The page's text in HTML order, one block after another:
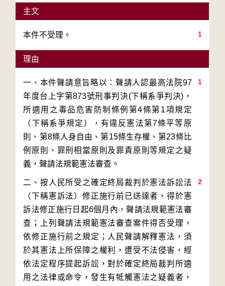
主文
1
本件不受理。
理由
1
一、本件聲請意旨略以：聲請人認最高法院97
年度台上字第873號刑事判決(下稱系爭判決)，
所適用之毒品危害防制條例第4條第1項規定
（下稱系爭規定），有違反憲法第7條平等原
則、第8條人身自由、第15條生存權、第23條比
例原則、罪刑相當原則及罪責原則等規定之疑
2
二、按人民所受之確定終局裁判於憲法訴訟法
（下稱憲訴法）修正施行前已送達者，得於憲
訴法修正施行日起6個月內，聲請法規範憲法審
查；上列聲請法規範憲法審查案件得否受理，
依修正施行前之規定；人民聲請解釋憲法，須
於其憲法上所保障之權利，遭受不法侵害，經
依法定程序提起訴訟，對於確定終局裁判所適
用之法律或命令，發生有牴觸憲法之疑義者，